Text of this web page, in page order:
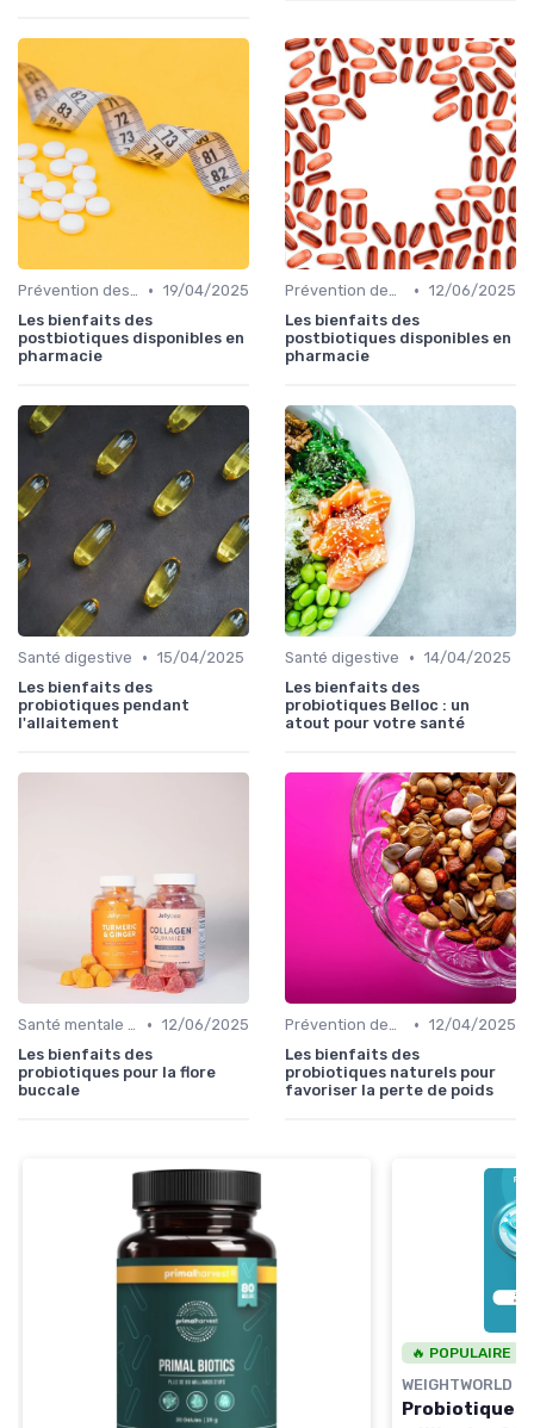
Prévention des maladies • 19/04/2025
Les bienfaits des
postbiotiques disponibles en
pharmacie
Prévention des maladies • 12/06/2025
Les bienfaits des
postbiotiques disponibles en
pharmacie
Santé digestive • 15/04/2025
Les bienfaits des
probiotiques pendant
l'allaitement
Santé digestive • 14/04/2025
Les bienfaits des
probiotiques Belloc : un
atout pour votre santé
Santé mentale et probiotiques • 12/06/2025
Les bienfaits des
probiotiques pour la flore
buccale
Prévention des maladies • 12/04/2025
Les bienfaits des
probiotiques naturels pour
favoriser la perte de poids
🔥 POPULAIRE
WEIGHTWORLD
Probiotiques